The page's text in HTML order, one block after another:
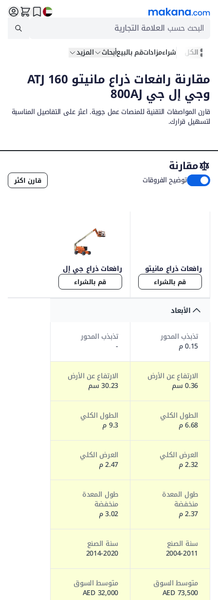
البحث حسب العلامة التجارية
الكل شراءمزاداتقم بالبيعأبحاث المزيد
مقارنة رافعات ذراع مانيتو 160 ATJ
وجي إل جي 800AJ
قارن المواصفات التقنية للمنصات عمل جوية. اعثر على التفاصيل المناسبة
لتسهيل قرارك.
مقارنة
توضيح الفروقات قارن اكثر
رافعات ذراع مانيتو
160 قم بالشراء
رافعات ذراع جي إل
جي 800 قم بالشراء
الأبعاد
تذبذب المحور
0.15 م
تذبذب المحور
-
الارتفاع عن الأرض
0.36 سم
الارتفاع عن الأرض
30.23 سم
الطول الكلي
6.68 م
الطول الكلي
9.3 م
العرض الكلي
2.32 م
العرض الكلي
2.47 م
طول المعدة
منخفضة
2.37 م
طول المعدة
منخفضة
3.02 م
سنة الصنع
2004-2011
سنة الصنع
2014-2020
متوسط السوق
73,500 AED
متوسط السوق
32,000 AED